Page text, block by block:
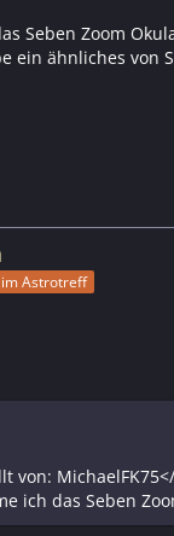
Seben Zoom
ein ähnliches von
Astrotreff
von:
ich das Seben